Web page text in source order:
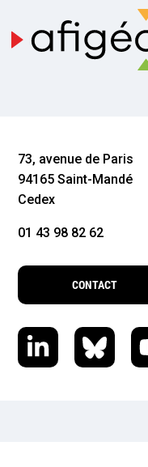
73, avenue de Paris
94165 Saint-Mandé
Cedex
01 43 98 82 62
CONTACT